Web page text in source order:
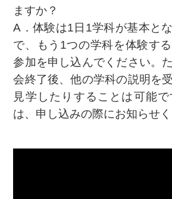
ますか？
A．体験は1日1学科が基本と
で、もう1つの学科を体験す
参加を申し込んでください。
会終了後、他の学科の説明を
見学したりすることは可能
は、申し込みの際にお知らせく